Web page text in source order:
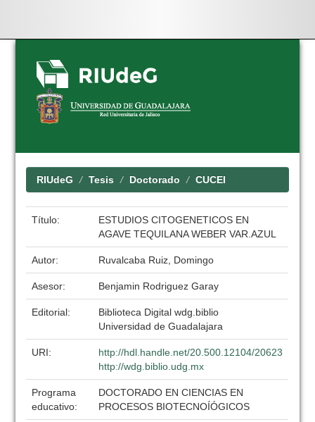
Skip
navigation
RIUdeG Tesis Doctorado CUCEI
Título:
ESTUDIOS CITOGENETICOS EN
AGAVE TEQUILANA WEBER VAR.AZUL
Autor: Ruvalcaba Ruiz, Domingo
Asesor: Benjamin Rodriguez Garay
Editorial:
Biblioteca Digital wdg.biblio
Universidad de Guadalajara
URI:
http://hdl.handle.net/20.500.12104/20623
http://wdg.biblio.udg.mx
Programa
educativo:
DOCTORADO EN CIENCIAS EN
PROCESOS BIOTECNOÍÓGICOS